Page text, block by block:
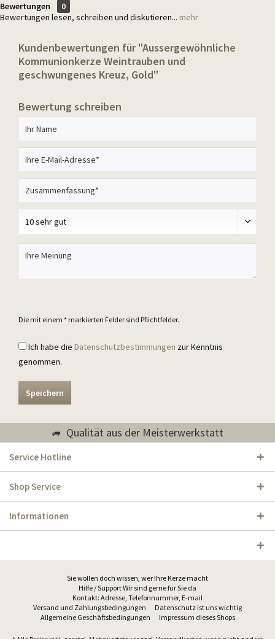
Bewertungen
0
Bewertungen lesen, schreiben und diskutieren... mehr
Kundenbewertungen für "Aussergewöhnliche
Kommunionkerze Weintrauben und
geschwungenes Kreuz, Gold"
Bewertung schreiben
Die mit einem * markierten Felder sind Pflichtfelder.
Ich habe die Datenschutzbestimmungen zur Kenntnis
genommen.
Speichern
Qualität aus der Meisterwerkstatt
Service Hotline
Shop Service
Informationen
Sie wollen doch wissen, wer Ihre Kerze macht
Hilfe / Support Wir sind gerne für Sie da
Kontakt: Adresse, Telefonnummer, E-mail
Versand und Zahlungsbedingungen
Datenschutz ist uns wichtig
Allgemeine Geschäftsbedingungen
Impressum dieses Shops